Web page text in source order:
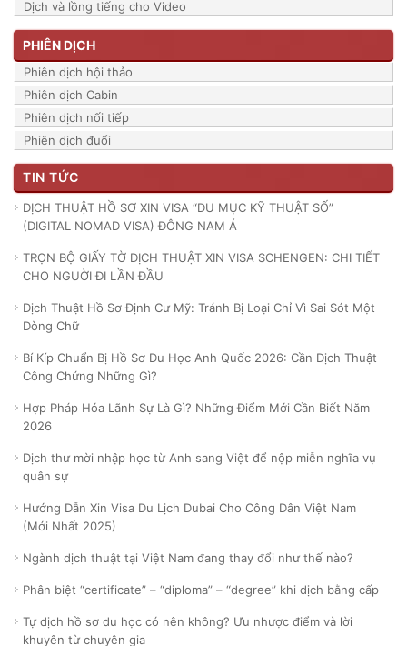
Dịch và lồng tiếng cho Video
PHIÊN DỊCH
Phiên dịch hội thảo
Phiên dịch Cabin
Phiên dịch nối tiếp
Phiên dịch đuổi
TIN TỨC
DỊCH THUẬT HỒ SƠ XIN VISA “DU MỤC KỸ THUẬT SỐ”
(DIGITAL NOMAD VISA) ĐÔNG NAM Á
TRỌN BỘ GIẤY TỜ DỊCH THUẬT XIN VISA SCHENGEN: CHI TIẾT
CHO NGUỜI ĐI LẦN ĐẦU
Dịch Thuật Hồ Sơ Định Cư Mỹ: Tránh Bị Loại Chỉ Vì Sai Sót Một
Dòng Chữ
Bí Kíp Chuẩn Bị Hồ Sơ Du Học Anh Quốc 2026: Cần Dịch Thuật
Công Chứng Những Gì?
Hợp Pháp Hóa Lãnh Sự Là Gì? Những Điểm Mới Cần Biết Năm
2026
Dịch thư mời nhập học từ Anh sang Việt để nộp miễn nghĩa vụ
quân sự
Hướng Dẫn Xin Visa Du Lịch Dubai Cho Công Dân Việt Nam
(Mới Nhất 2025)
Ngành dịch thuật tại Việt Nam đang thay đổi như thế nào?
Phân biệt “certificate” – “diploma” – “degree” khi dịch bằng cấp
Tự dịch hồ sơ du học có nên không? Ưu nhược điểm và lời
khuyên từ chuyên gia